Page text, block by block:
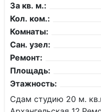
За кв. м.:
Кол. ком.:
Комнаты:
Сан. узел:
Ремонт:
Площадь:
Этажность:
Сдам студию 20 м.